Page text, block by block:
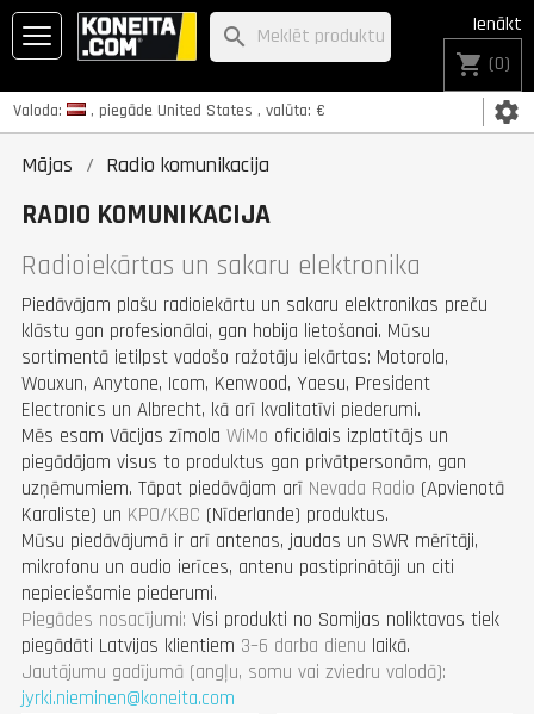
Valoda: , piegāde United States , valūta: € settings
Ienākt
shopping_cart (0)
search
Mājas Radio komunikacija
RADIO KOMUNIKACIJA
Radioiekārtas un sakaru elektronika
Piedāvājam plašu radioiekārtu un sakaru elektronikas preču
klāstu gan profesionālai, gan hobija lietošanai. Mūsu
sortimentā ietilpst vadošo ražotāju iekārtas: Motorola,
Wouxun, Anytone, Icom, Kenwood, Yaesu, President
Electronics un Albrecht, kā arī kvalitatīvi piederumi.
Mēs esam Vācijas zīmola WiMo oficiālais izplatītājs un
piegādājam visus to produktus gan privātpersonām, gan
uzņēmumiem. Tāpat piedāvājam arī Nevada Radio (Apvienotā
Karaliste) un KPO/KBC (Nīderlande) produktus.
Mūsu piedāvājumā ir arī antenas, jaudas un SWR mērītāji,
mikrofonu un audio ierīces, antenu pastiprinātāji un citi
nepieciešamie piederumi.
Piegādes nosacījumi: Visi produkti no Somijas noliktavas tiek
piegādāti Latvijas klientiem 3–6 darba dienu laikā.
Jautājumu gadījumā (angļu, somu vai zviedru valodā):
jyrki.nieminen@koneita.com